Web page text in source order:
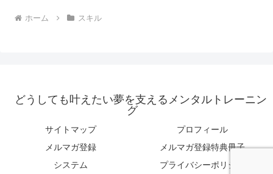
ホーム スキル
どうしても叶えたい夢を支えるメンタルトレーニン
グ
サイトマップ
プロフィール
メルマガ登録
メルマガ登録特典冊子
システム
プライバシーポリシー